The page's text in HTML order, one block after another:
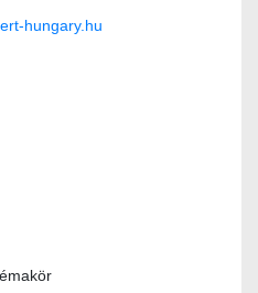
hungary.hu
minősítés 0 csillag a lehetséges 5-